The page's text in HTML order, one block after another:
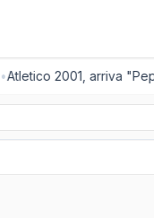
Atletico 2001, arriva